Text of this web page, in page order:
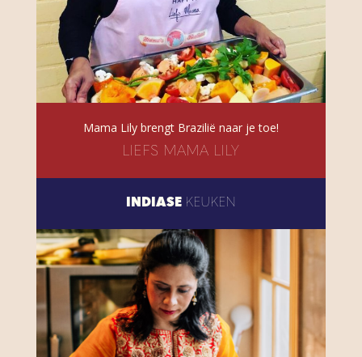
Mama Lily brengt Brazilië naar je toe!
LIEFS MAMA LILY
INDIASE KEUKEN